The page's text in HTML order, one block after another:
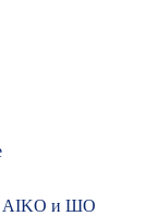
AIKO и ШО